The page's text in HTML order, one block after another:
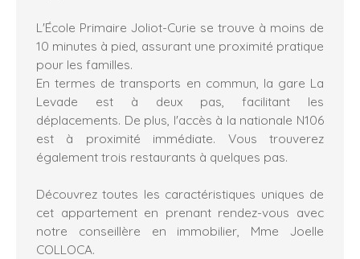
L'École Primaire Joliot-Curie se trouve à moins de
10 minutes à pied, assurant une proximité pratique
pour les familles.
En termes de transports en commun, la gare La
Levade est à deux pas, facilitant les
déplacements. De plus, l'accès à la nationale N106
est à proximité immédiate. Vous trouverez
également trois restaurants à quelques pas.
Découvrez toutes les caractéristiques uniques de
cet appartement en prenant rendez-vous avec
notre conseillère en immobilier, Mme Joelle
COLLOCA.